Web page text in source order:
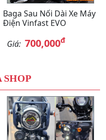
Baga Sau Nối Dài Xe Máy
Điện Vinfast EVO
Giá: 700,000đ
SHOP